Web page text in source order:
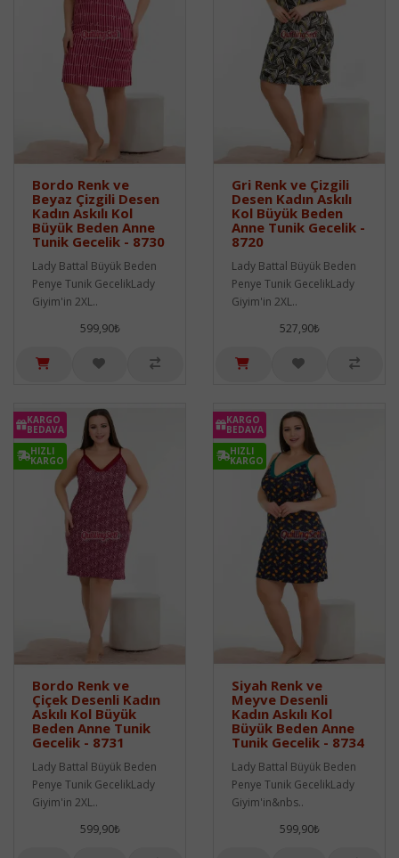
Bordo Renk ve
Beyaz Çizgili Desen
Kadın Askılı Kol
Büyük Beden Anne
Tunik Gecelik - 8730
Lady Battal Büyük Beden
Penye Tunik GecelikLady
Giyim'in 2XL..
599,90₺
Gri Renk ve Çizgili
Desen Kadın Askılı
Kol Büyük Beden
Anne Tunik Gecelik -
8720
Lady Battal Büyük Beden
Penye Tunik GecelikLady
Giyim'in 2XL..
527,90₺
KARGO
BEDAVA
HIZLI
KARGO
Bordo Renk ve
Çiçek Desenli Kadın
Askılı Kol Büyük
Beden Anne Tunik
Gecelik - 8731
Lady Battal Büyük Beden
Penye Tunik GecelikLady
Giyim'in 2XL..
599,90₺
KARGO
BEDAVA
HIZLI
KARGO
Siyah Renk ve
Meyve Desenli
Kadın Askılı Kol
Büyük Beden Anne
Tunik Gecelik - 8734
Lady Battal Büyük Beden
Penye Tunik GecelikLady
Giyim'in&nbs..
599,90₺